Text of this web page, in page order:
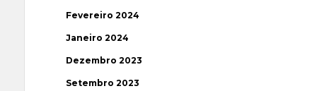
Fevereiro 2024
Janeiro 2024
Dezembro 2023
Setembro 2023